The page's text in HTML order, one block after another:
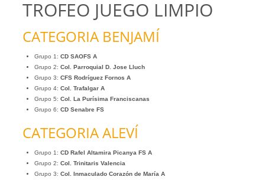
TROFEO JUEGO LIMPIO
CATEGORIA BENJAMÍ
Grupo 1: CD SAOFS A
Grupo 2: Col. Parroquial D. Jose Lluch
Grupo 3: CFS Rodríguez Fornos A
Grupo 4: Col. Trafalgar A
Grupo 5: Col. La Purísima Franciscanas
Grupo 6: CD Senabre FS
CATEGORIA ALEVÍ
Grupo 1: CD Rafel Altamira Picanya FS A
Grupo 2: Col. Trinitaris Valencia
Grupo 3: Col. Inmaculado Corazón de María A